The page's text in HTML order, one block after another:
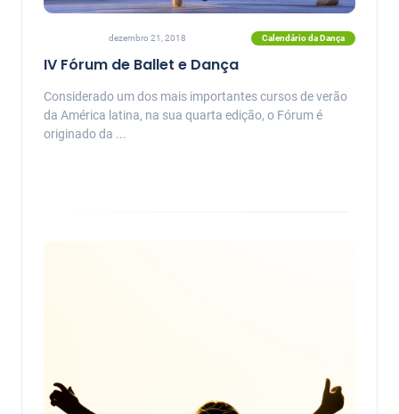
dezembro 21, 2018 Calendário da Dança
IV Fórum de Ballet e Dança
Considerado um dos mais importantes cursos de verão
da América latina, na sua quarta edição, o Fórum é
originado da ...